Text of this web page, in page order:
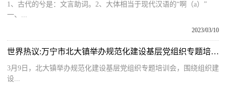
1、古代的兮是：文言助词。2、大体相当于现代汉语的“啊（a）”
一、...
2023/03/10
世界热议:万宁市北大镇举办规范化建设基层党组织专题培训会
3月9日，北大镇举办规范化建设基层党组织专题培训会，围绕组织建
设...